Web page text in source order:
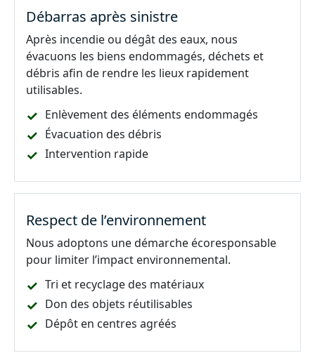
Débarras après sinistre
Après incendie ou dégât des eaux, nous
évacuons les biens endommagés, déchets et
débris afin de rendre les lieux rapidement
utilisables.
Enlèvement des éléments endommagés
Évacuation des débris
Intervention rapide
Respect de l’environnement
Nous adoptons une démarche écoresponsable
pour limiter l’impact environnemental.
Tri et recyclage des matériaux
Don des objets réutilisables
Dépôt en centres agréés